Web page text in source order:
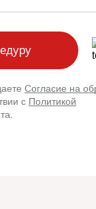
Согласие на
с Политикой